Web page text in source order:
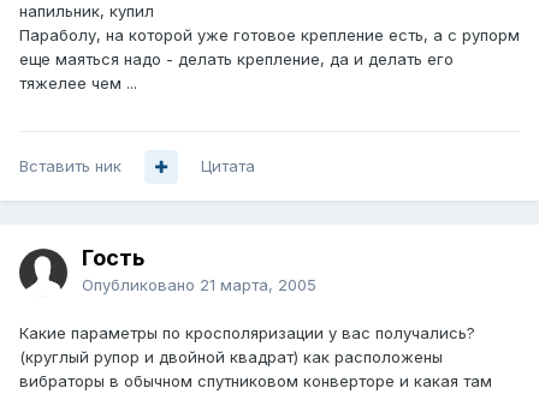
напильник, купил
Параболу, на которой уже готовое крепление есть, а с рупорм
еще маяться надо - делать крепление, да и делать его
тяжелее чем ...
Вставить ник Цитата
Гость
Опубликовано 21 марта, 2005
Какие параметры по кросполяризации у вас получались?
(круглый рупор и двойной квадрат) как расположены
вибраторы в обычном спутниковом конверторе и какая там